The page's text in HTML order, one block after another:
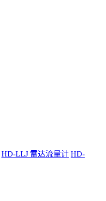
HD-LLJ 雷达流量计 HD-